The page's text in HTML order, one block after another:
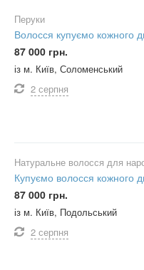
Перуки
Волосся купуємо кожного
87 000 грн.
із м. Київ, Соломенський
2 серпня
Натуральне волосся для
Купуємо волосся кожного
87 000 грн.
із м. Київ, Подольський
2 серпня